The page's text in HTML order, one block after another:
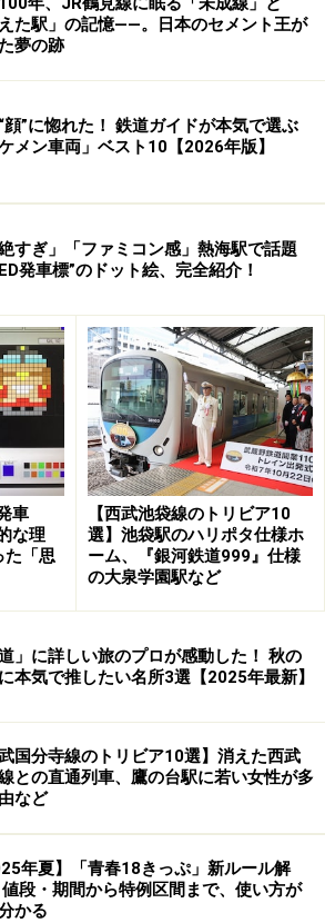
た。
熱海 9:45 → 10:07 小田原 10:51 →
→ 14:27 小金井 14:50 →
間合計：5時間7分
：
青春18きっぷ」1回分・1,600円
席グリーン券・750円（事前購
を買えば青春18きっぷでもOK
程をストレートに乗り継ぐのは不可
るので、熱海～宇都宮間ではこれ以
をつぶしながら行くことになります
リーン車にこだわること。もとより
んし、まあよしとしましょう。
らいにして、
。
グリーン車だけの旅へ出発＞＞
えた駅」の記憶――。日本のセメント王が
夢の跡
顔”に惚れた！ 鉄道ガイドが本気で選ぶ
ケメン車両」ベスト10【2026年版】
絶すぎ」「ファミコン感」熱海駅で話題
発車標”のドット絵、完全紹介！
車
な理
た「思
【西武池袋線のトリビア10
選】池袋駅のハリポタ仕様ホ
ーム、『銀河鉄道999』仕様
の大泉学園駅など
道」に詳しい旅のプロが感動した！ 秋の
本気で推したい名所3選【2025年最新】
武国分寺線のトリビア10選】消えた西武
との直通列車、鷹の台駅に若い女性が多
など
年夏】「青春18きっぷ」新ルール解
段・期間から特例区間まで、使い方が
かる